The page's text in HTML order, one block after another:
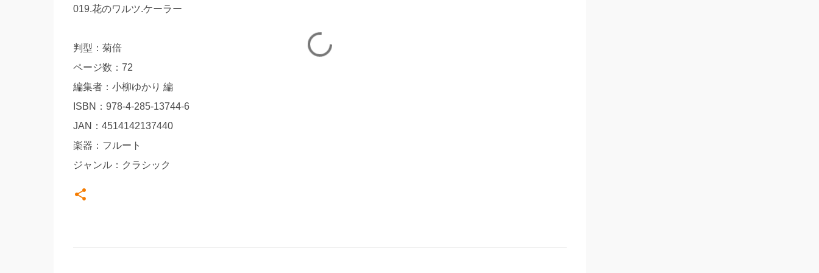
019.花のワルツ.ケーラー
判型：菊倍
ページ数：72
編集者：小柳ゆかり 編
ISBN：978-4-285-13744-6
JAN：4514142137440
楽器：フルート
ジャンル：クラシック